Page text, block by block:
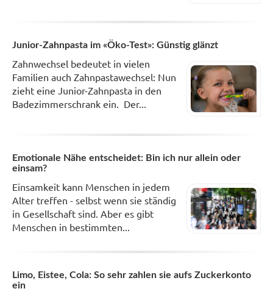
Junior-Zahnpasta im «Öko-Test»: Günstig glänzt
Zahnwechsel bedeutet in vielen
Familien auch Zahnpastawechsel: Nun
zieht eine Junior-Zahnpasta in den
Badezimmerschrank ein. Der...
Emotionale Nähe entscheidet: Bin ich nur allein oder
einsam?
Einsamkeit kann Menschen in jedem
Alter treffen - selbst wenn sie ständig
in Gesellschaft sind. Aber es gibt
Menschen in bestimmten...
Limo, Eistee, Cola: So sehr zahlen sie aufs Zuckerkonto
ein